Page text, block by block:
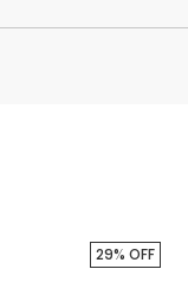
29% OFF